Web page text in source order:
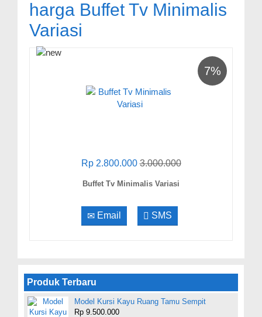
harga Buffet Tv Minimalis
Variasi
7%
Rp 2.800.0003.000.000
Buffet Tv Minimalis Variasi
Email SMS
Produk Terbaru
Model Kursi Kayu Ruang Tamu Sempit
Rp 9.500.000